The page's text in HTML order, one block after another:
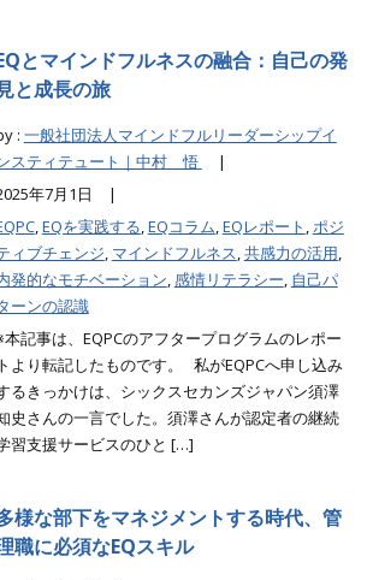
とマインドフルネスの融合：自己の発
と成長の旅
: 一般社団法人マインドフルリーダーシップイ
スティテュート｜中村 悟
|
年7月1日 |
,EQを実践する,EQコラム,EQレポート ,ポジ
ィブチェンジ, マインドフルネス,共感力の活用,
発的なモチベーション,感情リテラシー, 自己パ
ーンの認識
本記事は、EQPCのアフタープログラムのレポー
トより転記したものです。 私がEQPCへ申し込み
るきっかけは、シックスセカンズジャパン須澤
史さんの一言でした。須澤さんが認定者の継続
習支援サービスのひと […]
様な部下をマネジメントする時代、管
職に必須なEQスキル